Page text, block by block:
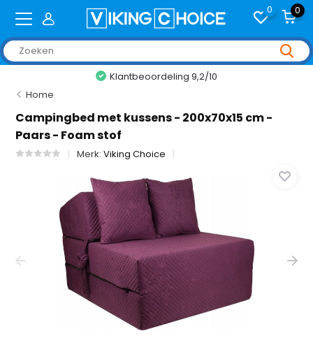
0 0
Klantbeoordeling 9,2/10
Home
Campingbed met kussens - 200x70x15 cm -
Paars - Foam stof
Merk:Viking Choice